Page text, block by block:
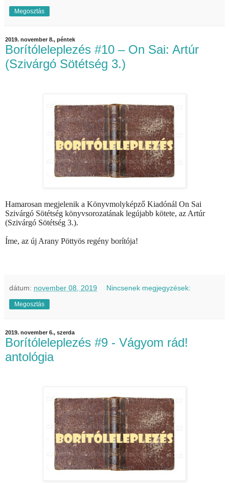
Megosztás
2019. november 8., péntek
Borítóleleplezés #10 – On Sai: Artúr
(Szivárgó Sötétség 3.)
Hamarosan megjelenik a Könyvmolyképző Kiadónál On Sai
Szivárgó Sötétség könyvsorozatának legújabb kötete, az Artúr
(Szivárgó Sötétség 3.).
Íme, az új Arany Pöttyös regény borítója!
dátum: november 08, 2019 Nincsenek megjegyzések:
Megosztás
2019. november 6., szerda
Borítóleleplezés #9 - Vágyom rád!
antológia